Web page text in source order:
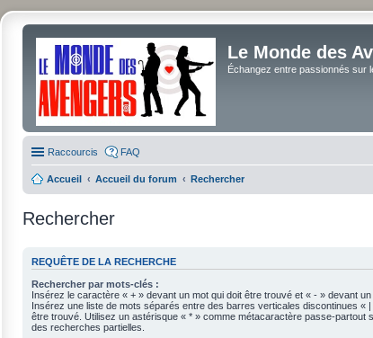
Le Monde des
Échangez entre passionnés sur
Raccourcis FAQ
Accueil Accueil du forum Rechercher
Rechercher
REQUÊTE DE LA RECHERCHE
Rechercher par mots-clés :
Insérez le caractère « + » devant un mot qui doit être trouvé et « - » devant un
Insérez une liste de mots séparés entre des barres verticales discontinues «
être trouvé. Utilisez un astérisque « * » comme métacaractère passe-partout
des recherches partielles.